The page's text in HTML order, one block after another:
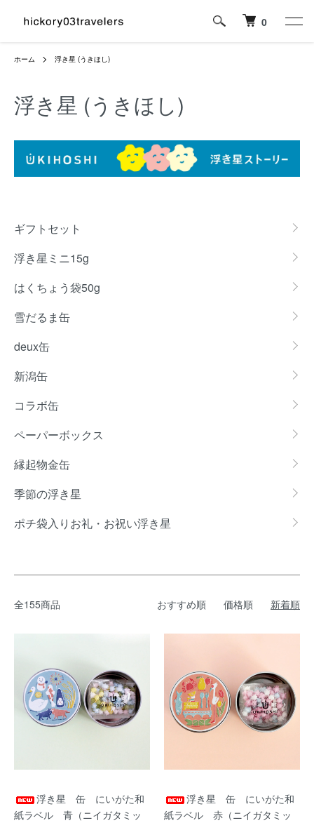
0
ホーム 浮き星 (うきほし)
浮き星 (うきほし)
カテゴリー一覧
ギフトセット
浮き星ミニ15g
はくちょう袋50g
雪だるま缶
deux缶
新潟缶
コラボ缶
ペーパーボックス
縁起物金缶
季節の浮き星
ポチ袋入りお礼・お祝い浮き星
全155商品 おすすめ順 価格順 新着順
浮き星 缶 にいがた和
紙ラベル 青（ニイガタミッ
浮き星 缶 にいがた和
紙ラベル 赤（ニイガタミッ